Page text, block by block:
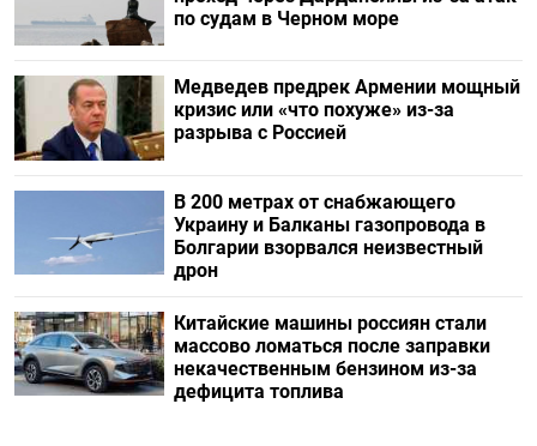
по судам в Черном море
Медведев предрек Армении мощный
кризис или «что похуже» из-за
разрыва с Россией
В 200 метрах от снабжающего
Украину и Балканы газопровода в
Болгарии взорвался неизвестный
дрон
Китайские машины россиян стали
массово ломаться после заправки
некачественным бензином из-за
дефицита топлива